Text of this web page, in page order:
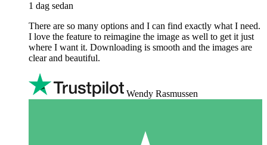
1 dag sedan
There are so many options and I can find exactly what I need.
I love the feature to reimagine the image as well to get it just
where I want it. Downloading is smooth and the images are
clear and beautiful.
Wendy Rasmussen